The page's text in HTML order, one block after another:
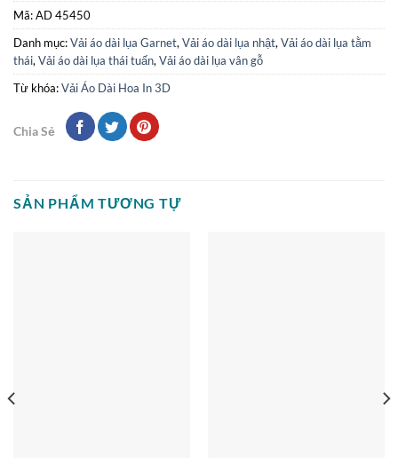
Mã:AD 45450
Danh mục:Vải áo dài lụa Garnet, Vải áo dài lụa nhật, Vải áo dài lụa tằm
thái, Vải áo dài lụa thái tuấn, Vải áo dài lụa vân gỗ
Từ khóa:Vải Áo Dài Hoa In 3D
Chia Sẻ
SẢN PHẨM TƯƠNG TỰ